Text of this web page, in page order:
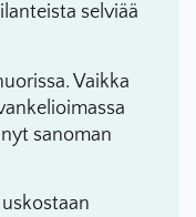
selviää
Vaikka
sanoman